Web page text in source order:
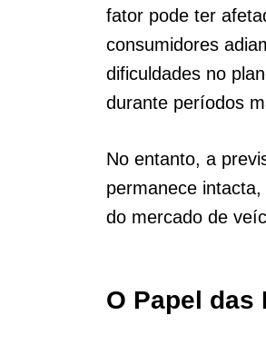
fator pode ter
consumidores
dificuldades no
durante períodos
No entanto, a
permanece
do mercado de
O Papel das